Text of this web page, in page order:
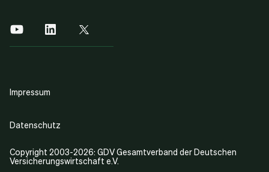
Copyright 2003-2026: GDV Gesamtverband der Deutschen
Versicherungswirtschaft e.V.
Impressum
Datenschutz